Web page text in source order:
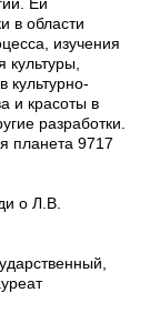
Ей
в области
изучения
культуры,
и красоты в
разработки.
планета 9717
о Л.В.